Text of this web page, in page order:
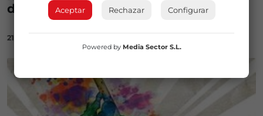
de agosto
21/06/2023
Aceptar Rechazar Configurar
Powered by Media Sector S.L.